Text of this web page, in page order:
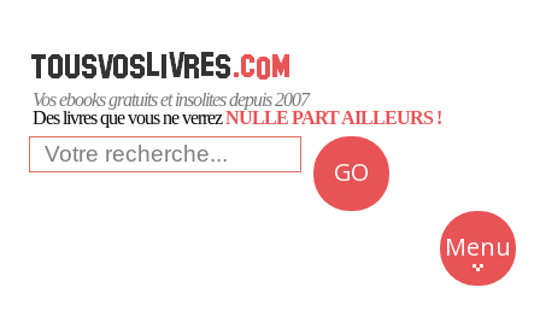
Vos ebooks gratuits et insolites depuis 2007
Des livres que vous ne verrezNULLE PART AILLEURS !
GO
Menu
Insolite
Business